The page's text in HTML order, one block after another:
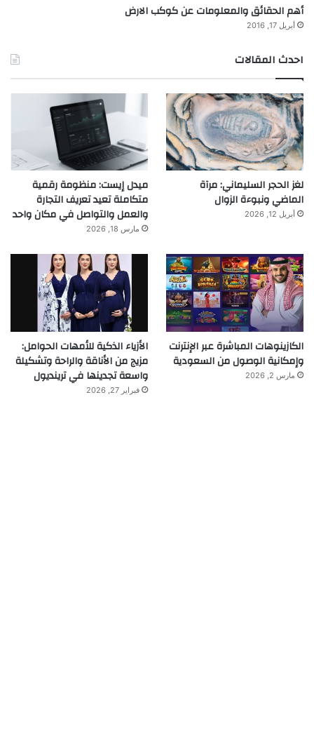
أهم الحقائق والمعلومات عن كوكب الارض
أبريل 17, 2016
احدث المقالات
لغز الحجر السليماني: مرآة
الماضي ونبوءة الزوال
أبريل 12, 2026
ميدل إيست: منظومة رقمية
متكاملة تعيد تعريف التجارة
والعمل والتواصل في مكان واحد
مارس 18, 2026
الكازينوهات المباشرة عبر الإنترنت
وإمكانية الوصول من السعودية
مارس 2, 2026
الأزياء الذكية للأمهات الحوامل:
مزيج من الأناقة والراحة وتشكيلة
واسعة تجدينها في ترينديول
فبراير 27, 2026